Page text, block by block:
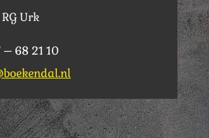
Urk
– 68 21 10